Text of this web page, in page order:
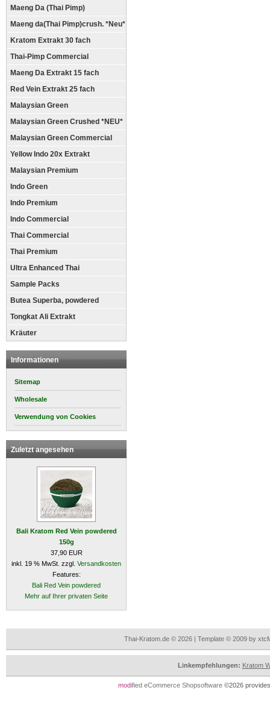
Maeng Da (Thai Pimp)
Maeng da(Thai Pimp)crush. *Neu*
Kratom Extrakt 30 fach
Thai-Pimp Commercial
Maeng Da Extrakt 15 fach
Red Vein Extrakt 25 fach
Malaysian Green
Malaysian Green Crushed *NEU*
Malaysian Green Commercial
Yellow Indo 20x Extrakt
Malaysian Premium
Indo Green
Indo Premium
Indo Commercial
Thai Commercial
Thai Premium
Ultra Enhanced Thai
Sample Packs
Butea Superba, powdered
Tongkat Ali Extrakt
Kräuter
Informationen
Sitemap
Wholesale
Verwendung von Cookies
Zuletzt angesehen
Bali Kratom Red Vein powdered
150g
37,90 EUR
inkl. 19 % MwSt. zzgl. Versandkosten
Features:
Bali Red Vein powdered
Mehr auf Ihrer privaten Seite
Thai-Kratom.de © 2026 | Template © 2009 by
Linkempfehlungen: Kratom
modified eCommerce Shopsoftware©2026